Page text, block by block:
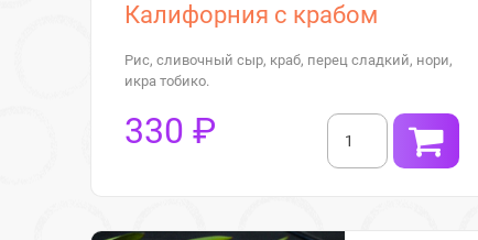
Калифорния с крабом
Рис, сливочный сыр, краб, перец сладкий, нори,
икра тобико.
330 ₽